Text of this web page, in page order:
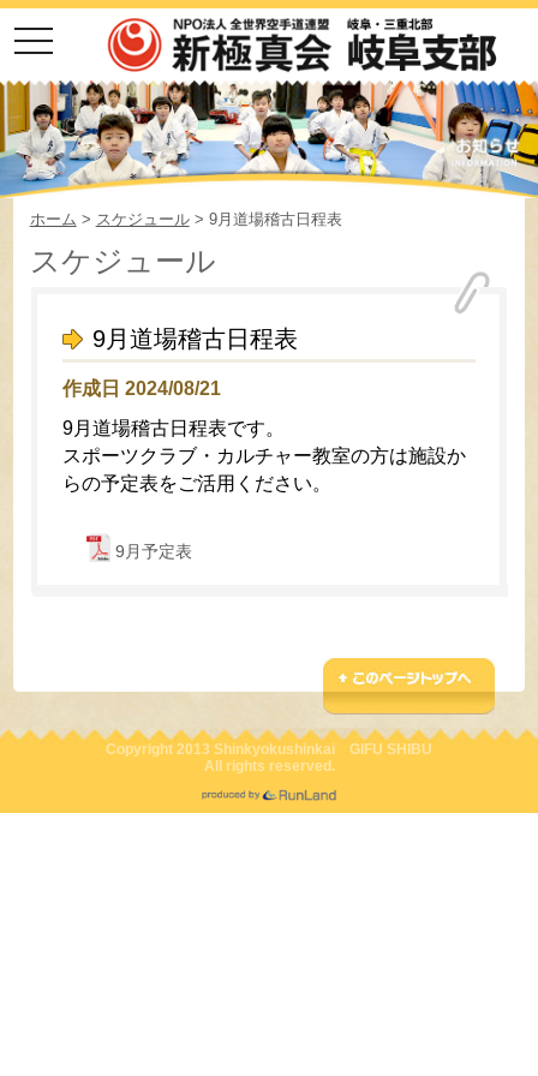
toggle
navigation
ホーム > スケジュール> 9月道場稽古日程表
スケジュール
9月道場稽古日程表
作成日 2024/08/21
9月道場稽古日程表です。
スポーツクラブ・カルチャー教室の方は施設か
らの予定表をご活用ください。
9月予定表
Copyright 2013 Shinkyokushinkai GIFU SHIBU
All rights reserved.